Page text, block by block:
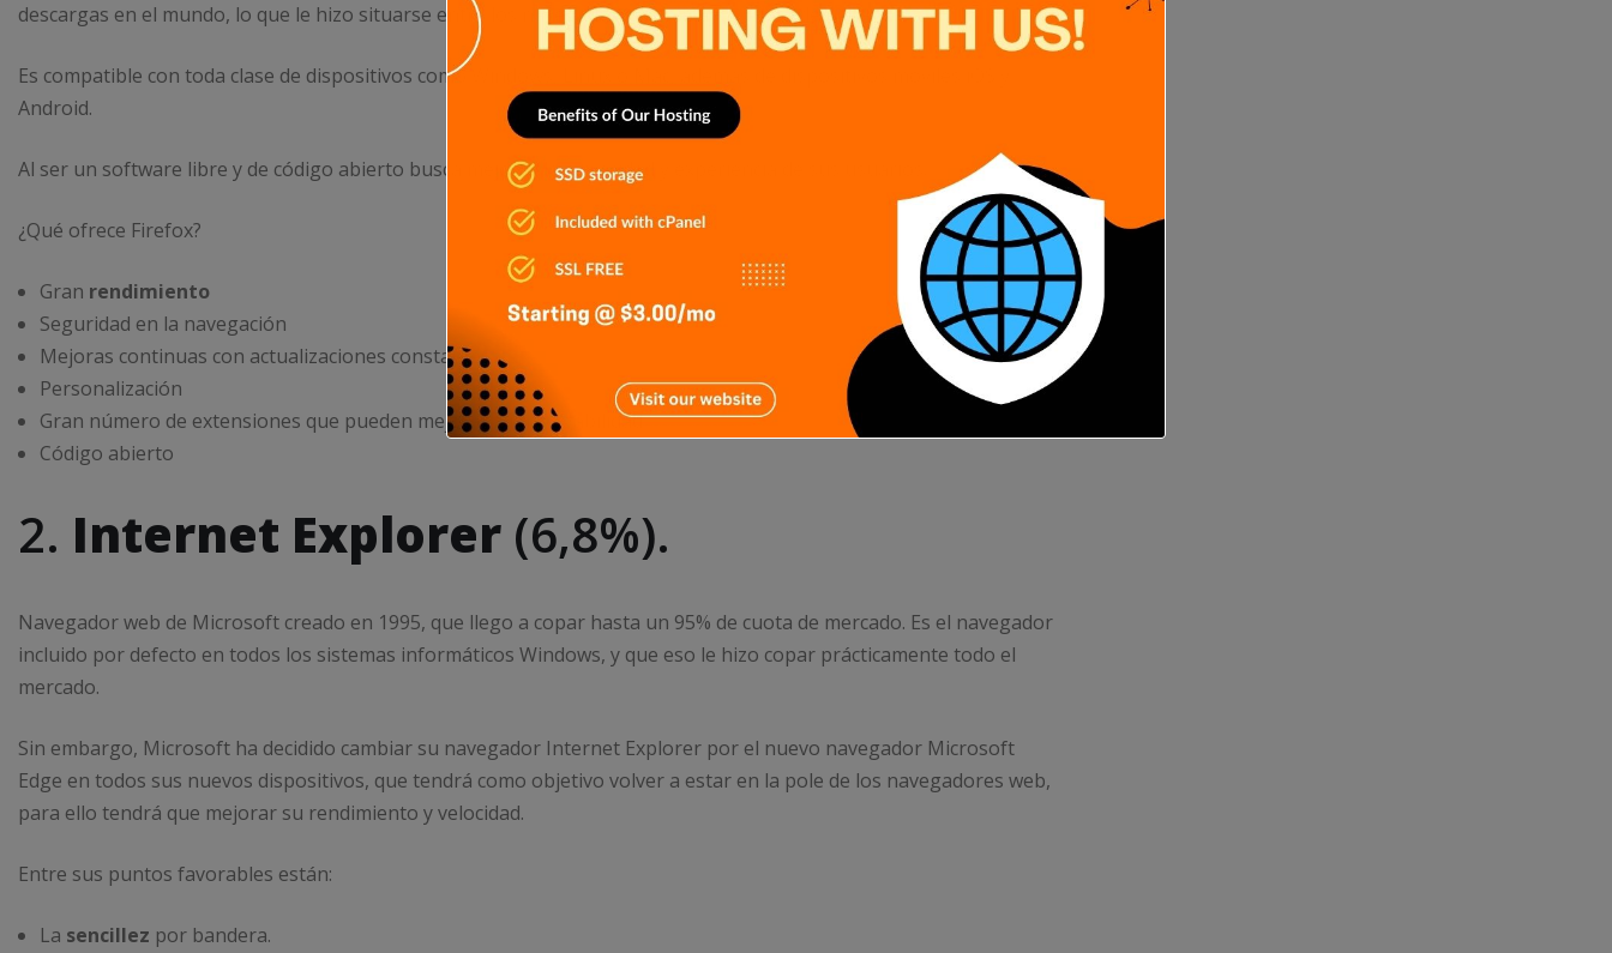
descargas en el mundo, lo que le hizo situarse entre los navegadores con mayor cuota de usuarios.
Es compatible con toda clase de dispositivos como Windows, Linux o Mac, además de dispositivos móviles iOS y
Android.
Al ser un software libre y de código abierto busca mejorar la privacidad y experiencia de sus usuarios.
¿Qué ofrece Firefox?
Gran rendimiento
Seguridad en la navegación
Mejoras continuas con actualizaciones constantes
Personalización
Gran número de extensiones que pueden mejorar tu navegabilidad
Código abierto
2. Internet Explorer (6,8%).
Navegador web de Microsoft creado en 1995, que llego a copar hasta un 95% de cuota de mercado. Es el navegador
incluido por defecto en todos los sistemas informáticos Windows, y que eso le hizo copar prácticamente todo el
mercado.
Sin embargo, Microsoft ha decidido cambiar su navegador Internet Explorer por el nuevo navegador Microsoft
Edge en todos sus nuevos dispositivos, que tendrá como objetivo volver a estar en la pole de los navegadores web,
para ello tendrá que mejorar su rendimiento y velocidad.
Entre sus puntos favorables están:
La sencillez por bandera.